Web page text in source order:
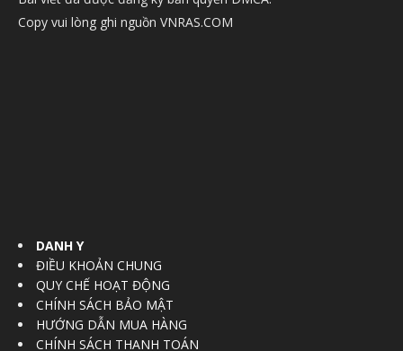
Copy vui lòng ghi nguồn VNRAS.COM
DANH Y
ĐIỀU KHOẢN CHUNG
QUY CHẾ HOẠT ĐỘNG
CHÍNH SÁCH BẢO MẬT
HƯỚNG DẪN MUA HÀNG
CHÍNH SÁCH THANH TOÁN